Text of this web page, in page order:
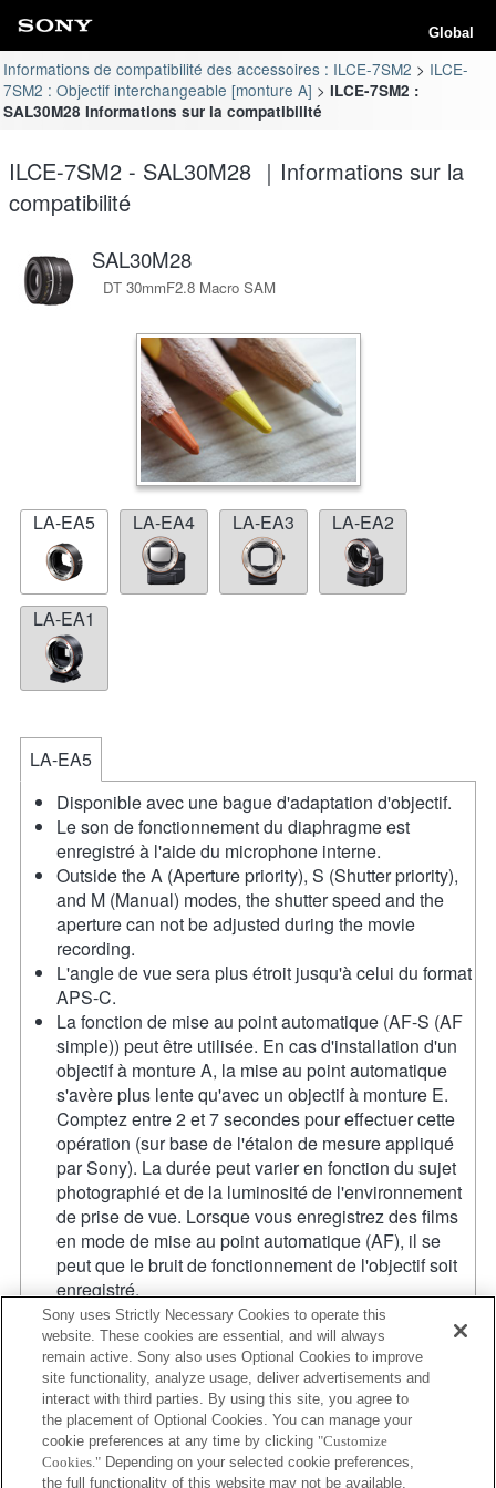
Global
Informations de compatibilité des accessoires : ILCE-7SM2
ILCE-
7SM2 : Objectif interchangeable [monture A]
ILCE-7SM2 :
SAL30M28 Informations sur la compatibilité
ILCE-7SM2 - SAL30M28 ｜Informations sur la
compatibilité
SAL30M28
DT 30mmF2.8 Macro SAM
LA-EA5 LA-EA4 LA-EA3 LA-EA2
LA-EA1
LA-EA5
Disponible avec une bague d'adaptation d'objectif.
Le son de fonctionnement du diaphragme est
enregistré à l'aide du microphone interne.
Outside the A (Aperture priority), S (Shutter priority),
and M (Manual) modes, the shutter speed and the
aperture can not be adjusted during the movie
recording.
L'angle de vue sera plus étroit jusqu'à celui du format
APS-C.
La fonction de mise au point automatique (AF-S (AF
simple)) peut être utilisée. En cas d'installation d'un
objectif à monture A, la mise au point automatique
s'avère plus lente qu'avec un objectif à monture E.
Comptez entre 2 et 7 secondes pour effectuer cette
opération (sur base de l'étalon de mesure appliqué
par Sony). La durée peut varier en fonction du sujet
photographié et de la luminosité de l'environnement
de prise de vue. Lorsque vous enregistrez des films
en mode de mise au point automatique (AF), il se
peut que le bruit de fonctionnement de l'objectif soit
enregistré.
Si vous fixez l'objectif à monture A à l'aide de
l'adaptateur, la fonction d'aide à la mise au point
manuelle ne fonctionne pas automatiquement
lorsque vous tournez la bague de mise au point.
Vous pouvez agrandir l'image en sélectionnant la
fonction [Loupe mise pt] ou [Aide MF] sur n'importe
quelle touche de "Réglag. touche perso".
Sony uses Strictly Necessary Cookies to operate this
website. These cookies are essential, and will always
remain active. Sony also uses Optional Cookies to improve
site functionality, analyze usage, deliver advertisements and
interact with third parties. By using this site, you agree to
the placement of Optional Cookies. You can manage your
cookie preferences at any time by clicking "Customize
Cookies." Depending on your selected cookie preferences,
the full functionality of this website may not be available.